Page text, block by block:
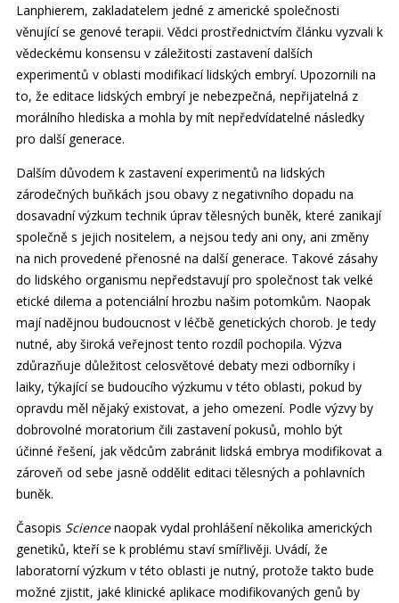
Lanphierem, zakladatelem jedné z americké společnosti
věnující se genové terapii. Vědci prostřednictvím článku vyzvali k
vědeckému konsensu v záležitosti zastavení dalších
experimentů v oblasti modifikací lidských embryí. Upozornili na
to, že editace lidských embryí je nebezpečná, nepřijatelná z
morálního hlediska a mohla by mít nepředvídatelné následky
pro další generace.
Dalším důvodem k zastavení experimentů na lidských
zárodečných buňkách jsou obavy z negativního dopadu na
dosavadní výzkum technik úprav tělesných buněk, které zanikají
společně s jejich nositelem, a nejsou tedy ani ony, ani změny
na nich provedené přenosné na další generace. Takové zásahy
do lidského organismu nepředstavují pro společnost tak velké
etické dilema a potenciální hrozbu našim potomkům. Naopak
mají nadějnou budoucnost v léčbě genetických chorob. Je tedy
nutné, aby široká veřejnost tento rozdíl pochopila. Výzva
zdůrazňuje důležitost celosvětové debaty mezi odborníky i
laiky, týkající se budoucího výzkumu v této oblasti, pokud by
opravdu měl nějaký existovat, a jeho omezení. Podle výzvy by
dobrovolné moratorium čili zastavení pokusů, mohlo být
účinné řešení, jak vědcům zabránit lidská embrya modifikovat a
zároveň od sebe jasně oddělit editaci tělesných a pohlavních
buněk.
Časopis Sciencenaopak vydal prohlášení několika amerických
genetiků, kteří se k problému staví smířlivěji. Uvádí, že
laboratorní výzkum v této oblasti je nutný, protože takto bude
možné zjistit, jaké klinické aplikace modifikovaných genů by